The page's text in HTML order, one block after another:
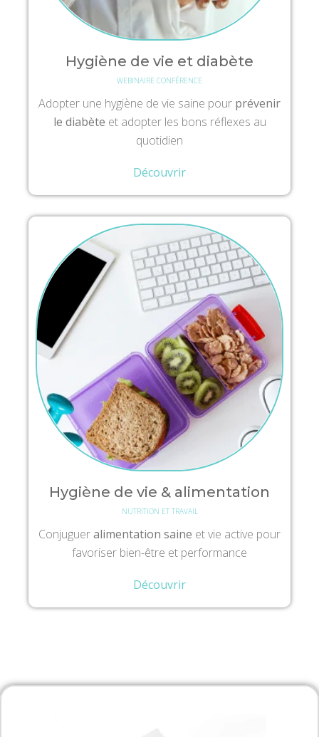
Hygiène de vie et diabète
WEBINAIRE CONFÉRENCE
Adopter une hygiène de vie saine pour prévenir
le diabète et adopter les bons réflexes au
quotidien
Découvrir
Hygiène de vie & alimentation
NUTRITION ET TRAVAIL
Conjugueralimentation saine et vie active pour
favoriser bien-être et performance
Découvrir